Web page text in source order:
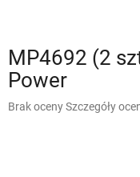
MP4692 (2
Power
Średnia
Brak ocenySzczegóły